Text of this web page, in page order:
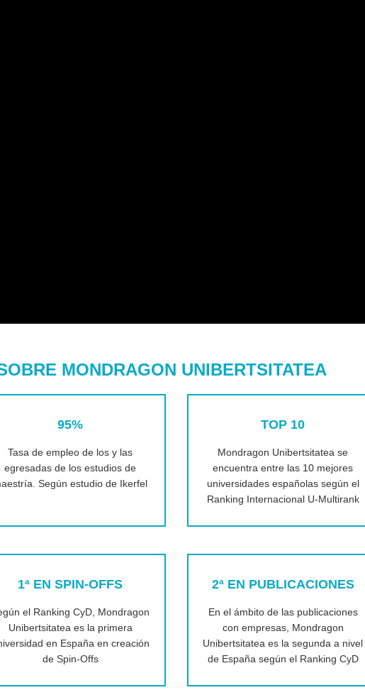
MONDRAGON UNIBERTSITATEA
95%
Tasa de empleo de los y las
egresadas de los estudios de
Según estudio de Ikerfel
TOP 10
Mondragon Unibertsitatea se
encuentra entre las 10 mejores
universidades españolas según el
Ranking Internacional U-Multirank
1ª EN SPIN-OFFS
el Ranking CyD, Mondragon
Unibertsitatea es la primera
en España en creación
de Spin-Offs
2ª EN PUBLICACIONES
En el ámbito de las publicaciones
con empresas, Mondragon
Unibertsitatea es la segunda a nivel
de España según el Ranking CyD